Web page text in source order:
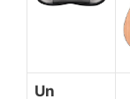
Un